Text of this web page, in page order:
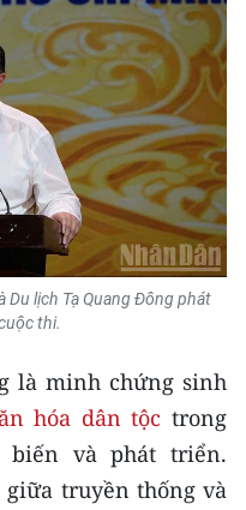
Du lịch Tạ Quang Đông phát
thi.
là minh chứng sinh
hóa dân tộc trong
và phát triển.
truyền thống và